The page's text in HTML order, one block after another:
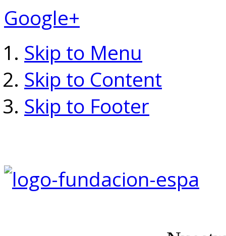
Google+
Skip to Menu
Skip to Content
Skip to Footer